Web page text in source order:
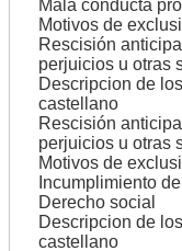
Mala conducta
Motivos de
Rescisión
perjuicios u otras
Descripcion de
castellano
Rescisión
perjuicios u otras
Motivos de
Incumplimiento
Derecho social
Descripcion de
castellano